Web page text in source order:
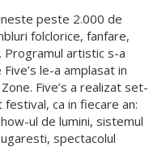
peste 2.000 de
folclorice, fanfare,
artistic s-a
le-a amplasat in
Five’s a realizat set-
ca in fiecare an:
ul de lumini, sistemul
spectacolul